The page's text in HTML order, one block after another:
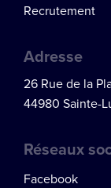
Réseaux
Facebook
Adresse
26 Rue de la
44980 Sainte-
Recrutement